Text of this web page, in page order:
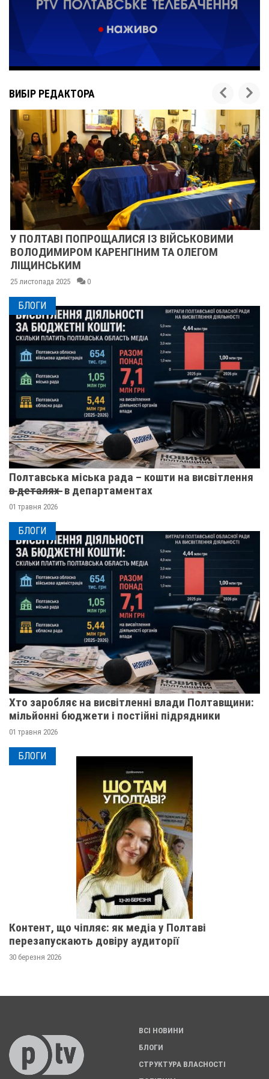
ВИБІР РЕДАКТОРА
У ПОЛТАВІ ПОПРОЩАЛИСЯ ІЗ ВІЙСЬКОВИМИ
ВОЛОДИМИРОМ КАРЕНГІНИМ ТА ОЛЕГОМ
ЛІЩИНСЬКИМ
25 листопада 2025 0
БЛОГИ
Полтавська міська рада – кошти на висвітлення
в̶ ̶д̶е̶т̶а̶л̶я̶х̶ ̶ в департаментах
01 травня 2026
БЛОГИ
Хто заробляє на висвітленні влади Полтавщини:
мільйонні бюджети і постійні підрядники
01 травня 2026
БЛОГИ
Контент, що чіпляє: як медіа у Полтаві
перезапускають довіру аудиторії
30 березня 2026
ВСІ НОВИНИ
БЛОГИ
СТРУКТУРА ВЛАСНОСТІ